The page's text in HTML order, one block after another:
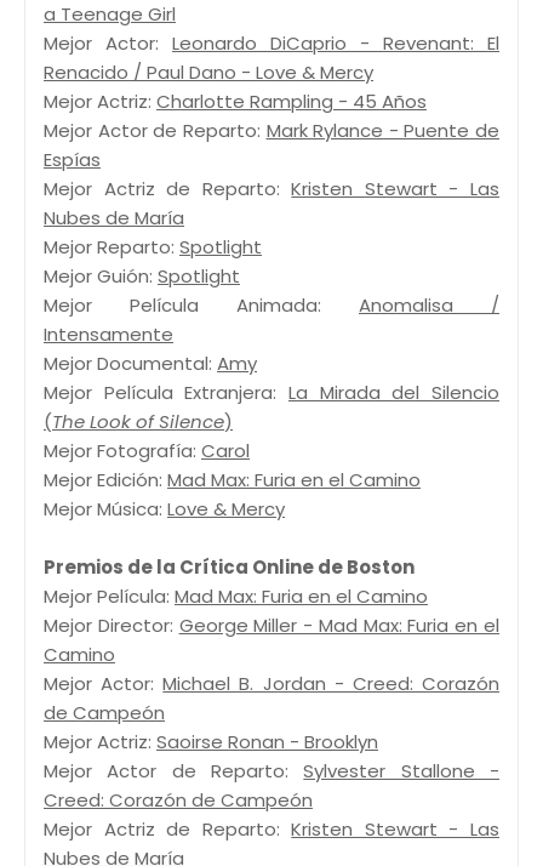
a Teenage Girl
Mejor Actor: Leonardo DiCaprio - Revenant: El
Renacido / Paul Dano - Love & Mercy
Mejor Actriz: Charlotte Rampling - 45 Años
Mejor Actor de Reparto: Mark Rylance - Puente de
Espías
Mejor Actriz de Reparto:Kristen Stewart - Las
Nubes de María
Mejor Reparto: Spotlight
Mejor Guión: Spotlight
Mejor Película Animada: Anomalisa /
Intensamente
Mejor Documental: Amy
Mejor Película Extranjera: La Mirada del Silencio
(The Look of Silence)
Mejor Fotografía: Carol
Mejor Edición: Mad Max: Furia en el Camino
Mejor Música: Love & Mercy
Premios de la Crítica Online de Boston
Mejor Película: Mad Max: Furia en el Camino
Mejor Director: George Miller - Mad Max: Furia en el
Camino
Mejor Actor:Michael B. Jordan - Creed: Corazón
de Campeón
Mejor Actriz: Saoirse Ronan - Brooklyn
Mejor Actor de Reparto:Sylvester Stallone -
Creed: Corazón de Campeón
Mejor Actriz de Reparto:Kristen Stewart - Las
Nubes de María